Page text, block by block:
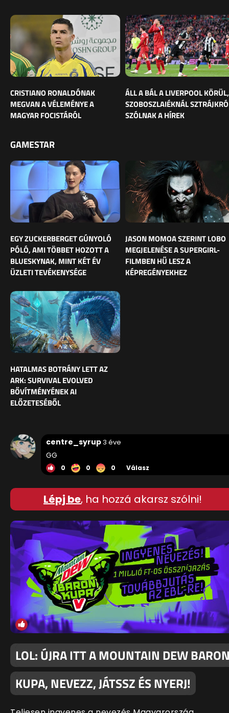
CRISTIANO RONALDÓNAK
MEGVAN A VÉLEMÉNYE A
MAGYAR FOCISTÁRÓL
ÁLL A BÁL A LIVERPOOL KÖRÜL,
SZOBOSZLAIÉKNÁL
SZÓLNAK A HÍREK
GAMESTAR
EGY ZUCKERBERGET GÚNYOLÓ
PÓLÓ, AMI TÖBBET HOZOTT A
BLUESKYNAK, MINT KÉT ÉV
ÜZLETI TEVÉKENYSÉGE
JASON MOMOA SZERINT LOBO
MEGJELENÉSE A SUPERGIRL-
FILMBEN HŰ LESZ A
KÉPREGÉNYEKHEZ
HATALMAS BOTRÁNY LETT AZ
ARK: SURVIVAL EVOLVED
BŐVÍTMÉNYÉNEK AI
ELŐZETESÉBŐL
centre_syrup3 éve
GG
0 0 0 Válasz
Lépj be, ha hozzá akarsz szólni!
LOL: ÚJRA ITT A MOUNTAIN DEW
KUPA, NEVEZZ, JÁTSSZ ÉS NYERJ!